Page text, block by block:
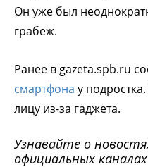
Он уже был
грабеж.
Ранее в gazeta.spb.ru
смартфона у
лицу из-за гаджета.
Узнавайте о
официальных